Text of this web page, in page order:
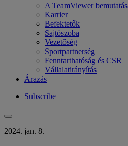
A TeamViewer
Karrier
Befektetők
Sajtószoba
Vezetőség
Sportpartnerség
Fenntarthatóság és CSR
Vállalatirányítás
Árazás
Subscribe
2024. jan. 8.